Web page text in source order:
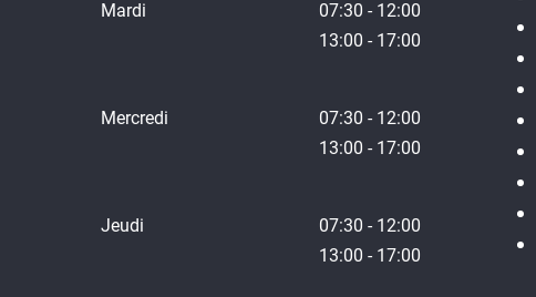
Mardi
07:30 - 12:00
13:00 - 17:00
Mercredi
07:30 - 12:00
13:00 - 17:00
Jeudi
07:30 - 12:00
13:00 - 17:00